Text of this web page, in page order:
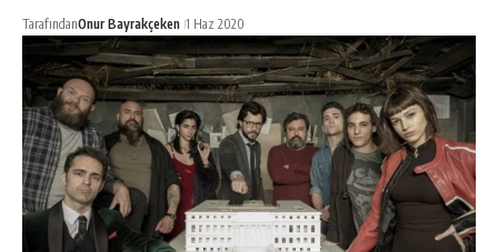
TarafındanOnur Bayrakçeken 1 Haz 2020